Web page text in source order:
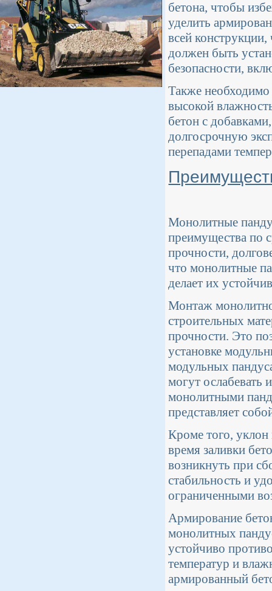
бетона, чтобы
уделить
всей
должен быть
безопасности,
Также необходимо
высокой
бетон с
долгосрочную
перепадами
Монолитные
преимущества по
прочности,
что монолитные
делает их
Монтаж
строительных
прочности. Это
установке
модульных
могут ослабевать
монолитными
представляет
Кроме того,
время заливки
возникнуть при
стабильность и
ограниченными
Армирование
монолитных
устойчиво
температур и
армированный